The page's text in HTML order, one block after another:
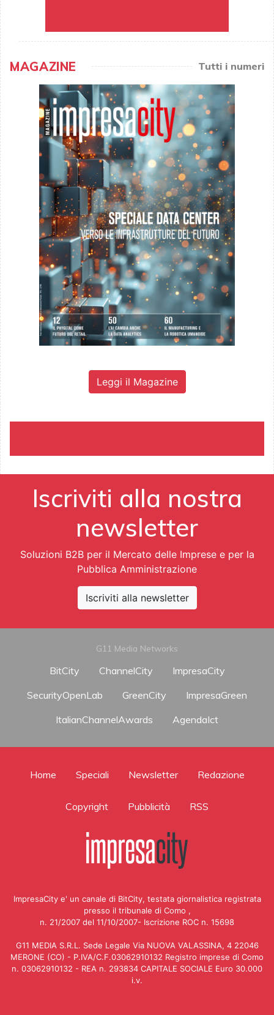
MAGAZINE Tutti i numeri
Leggi il Magazine
Iscriviti alla nostra
newsletter
Soluzioni B2B per il Mercato delle Imprese e per la
Pubblica Amministrazione
Iscriviti alla newsletter
G11 Media Networks
BitCity ChannelCity
ImpresaCity
SecurityOpenLab
GreenCity
ImpresaGreen
ItalianChannelAwards
AgendaIct
Home Speciali Newsletter Redazione
Copyright Pubblicità RSS
ImpresaCity e' un canale di BitCity, testata giornalistica registrata
presso il tribunale di Como ,
n. 21/2007 del 11/10/2007- Iscrizione ROC n. 15698
G11 MEDIA S.R.L. Sede Legale Via NUOVA VALASSINA, 4 22046
MERONE (CO) - P.IVA/C.F.03062910132 Registro imprese di Como
n. 03062910132 - REA n. 293834 CAPITALE SOCIALE Euro 30.000
i.v.